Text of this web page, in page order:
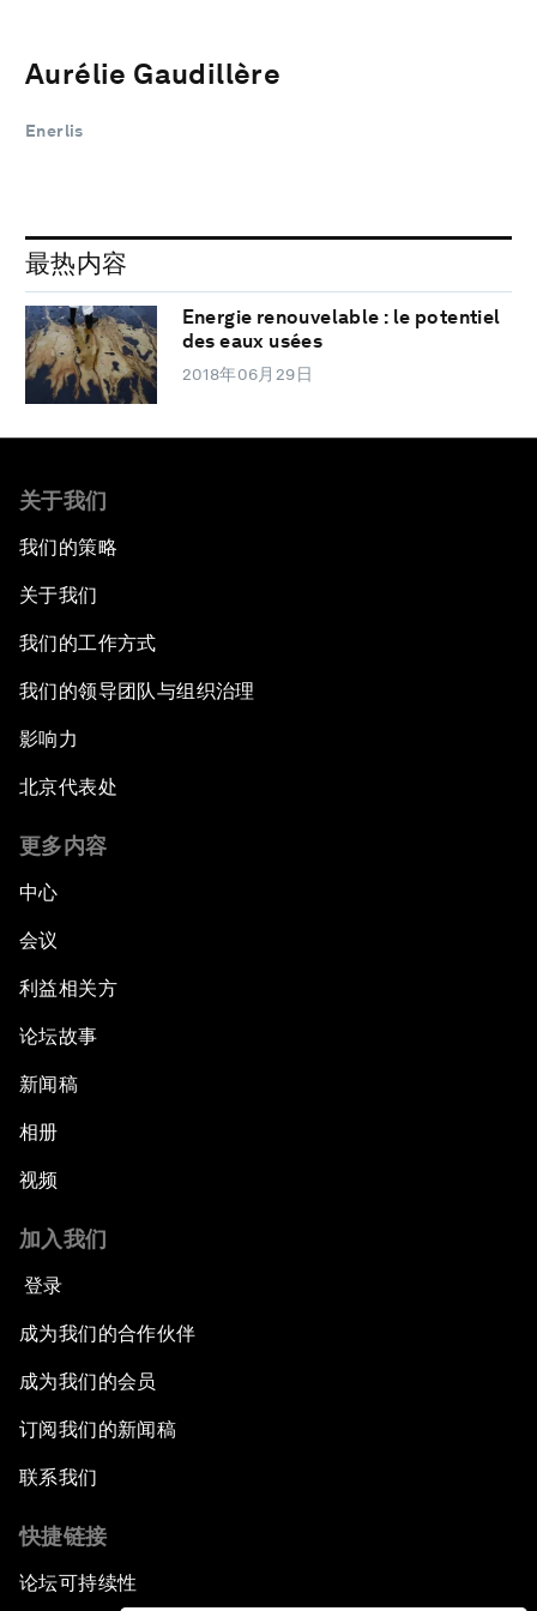
Aurélie Gaudillère
Enerlis
最热内容
Energie renouvelable : le potentiel
des eaux usées
2018年06月29日
关于我们
我们的策略
关于我们
我们的工作方式
我们的领导团队与组织治理
影响力
北京代表处
更多内容
中心
会议
利益相关方
论坛故事
新闻稿
相册
视频
加入我们
登录
成为我们的合作伙伴
成为我们的会员
订阅我们的新闻稿
联系我们
快捷链接
论坛可持续性